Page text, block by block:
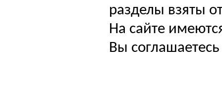
разделы взяты
На сайте
Вы